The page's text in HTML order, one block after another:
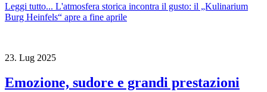
Leggi tutto... L'atmosfera storica incontra il gusto: il „Kulinarium
Burg Heinfels“ apre a fine aprile
23. Lug 2025
Emozione, sudore e grandi prestazioni